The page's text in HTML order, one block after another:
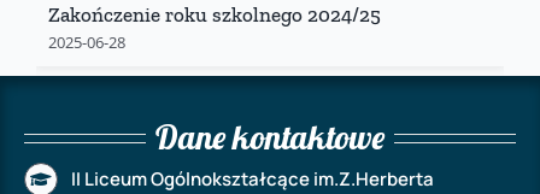
Zakończenie roku szkolnego 2024/25
2025-06-28
Dane kontaktowe
II Liceum Ogólnokształcące im.Z.Herberta